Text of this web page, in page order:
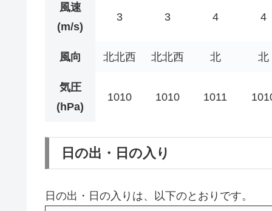
風速
(m/s)
3 3 4 4
風向 北北西 北北西 北 北
気圧
(hPa)
1010 1010 1011
日の出・日の入り
日の出・日の入りは、以下のとおりです。